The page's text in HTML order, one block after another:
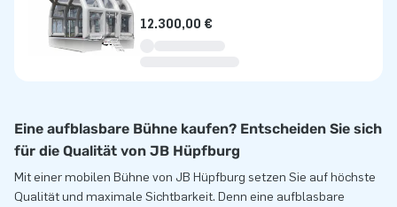
12.300,00 €
Eine aufblasbare Bühne kaufen? Entscheiden Sie sich
für die Qualität von JB Hüpfburg
Mit einer mobilen Bühne von JB Hüpfburg setzen Sie auf höchste
Qualität und maximale Sichtbarkeit. Denn eine aufblasbare